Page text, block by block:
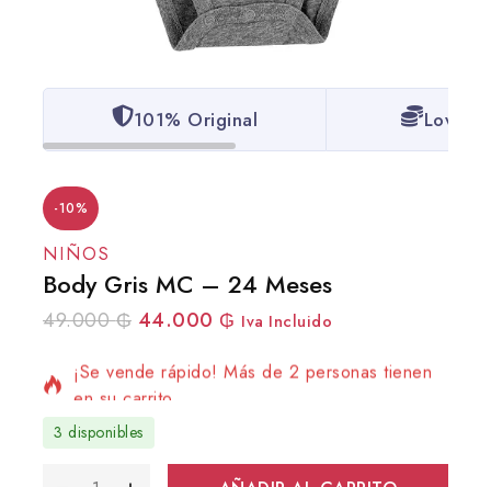
101% Original Lowest
-10%
NIÑOS
Body Gris MC – 24 Meses
49.000₲ 44.000 ₲ Iva Incluido
2 productos vendidos en las últimas 19 horas
¡Se vende rápido! Más de 2 personas tienen
en su carrito
3 disponibles